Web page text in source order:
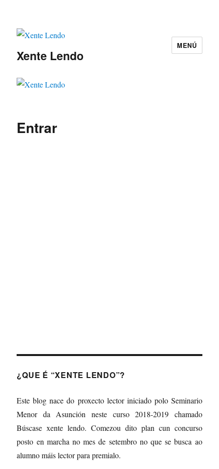
Xente Lendo
MENÚ
Entrar
¿QUE É “XENTE LENDO”?
Este blog nace do proxecto lector iniciado polo Seminario
Menor da Asunción neste curso 2018-2019 chamado
Búscase xente lendo. Comezou dito plan cun concurso
posto en marcha no mes de setembro no que se busca ao
alumno máis lector para premialo.